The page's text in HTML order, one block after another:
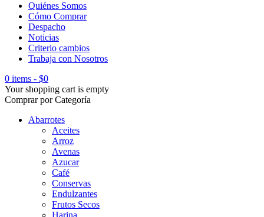
Quiénes Somos
Cómo Comprar
Despacho
Noticias
Criterio cambios
Trabaja con Nosotros
0 items - $0
Your shopping cart is empty
Comprar por Categoría
Abarrotes
Aceites
Arroz
Avenas
Azucar
Café
Conservas
Endulzantes
Frutos Secos
Harina